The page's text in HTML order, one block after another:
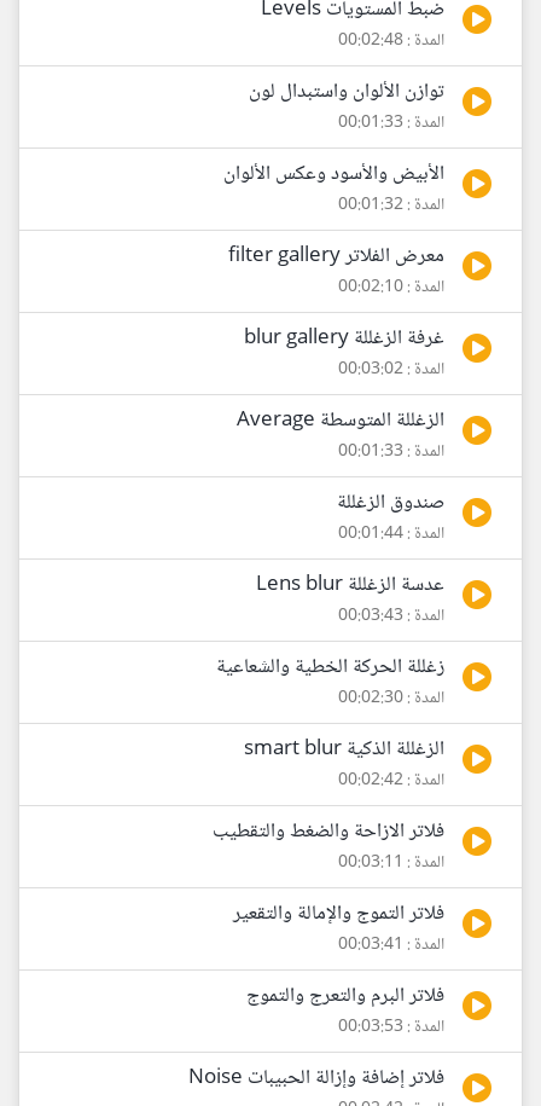
ضبط المستويات Levels
المدة : 00:02:48
توازن الألوان واستبدال لون
المدة : 00:01:33
الأبيض والأسود وعكس الألوان
المدة : 00:01:32
معرض الفلاتر filter gallery
المدة : 00:02:10
غرفة الزغللة blur gallery
المدة : 00:03:02
الزغللة المتوسطة Average
المدة : 00:01:33
صندوق الزغللة
المدة : 00:01:44
عدسة الزغللة Lens blur
المدة : 00:03:43
زغللة الحركة الخطية والشعاعية
المدة : 00:02:30
الزغللة الذكية smart blur
المدة : 00:02:42
فلاتر الازاحة والضغط والتقطيب
المدة : 00:03:11
فلاتر التموج والإمالة والتقعير
المدة : 00:03:41
فلاتر البرم والتعرج والتموج
المدة : 00:03:53
فلاتر إضافة وإزالة الحبيبات Noise